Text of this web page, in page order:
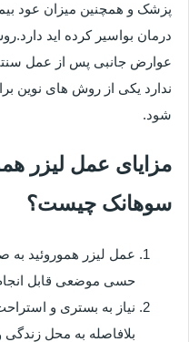
پزشک و همچنین میزان عود
درمان بواسیر کرده اید
عوارض جانبی پس از عمل سنتی
ندارد یکی از روش های نوین
شود.
مزایای عمل لیزر
سوهانک چیست؟
عمل لیزر هموروئید
حسی موضعی قابل
نیاز به بستری و
بلافاصله به محل زندگی